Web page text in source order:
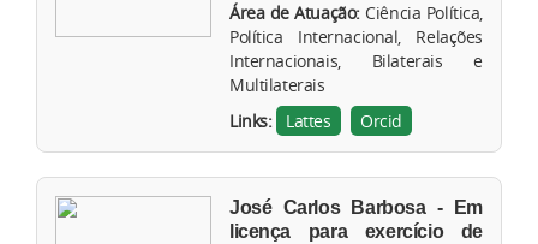
Área de Atuação: Ciência Política,
Política Internacional, Relações
Internacionais, Bilaterais e
Multilaterais
Links:
Lattes Orcid
José Carlos Barbosa - Em
licença para exercício de